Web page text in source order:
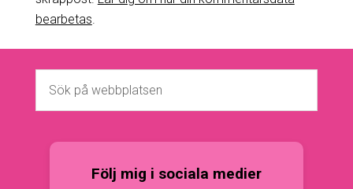
bearbetas
Följ mig i sociala medier